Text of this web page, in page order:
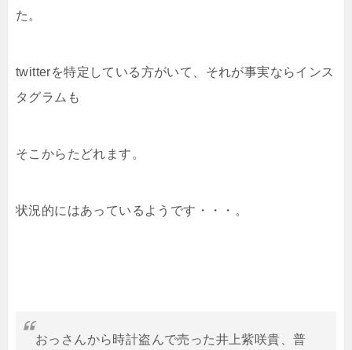
た。
twitterを特定している方がいて、それが事実ならインス
タグラムも
そこからたどれます。
状況的にはあっているようです・・・。
おっさんから時計盗んで売った井上紫咲貴、普